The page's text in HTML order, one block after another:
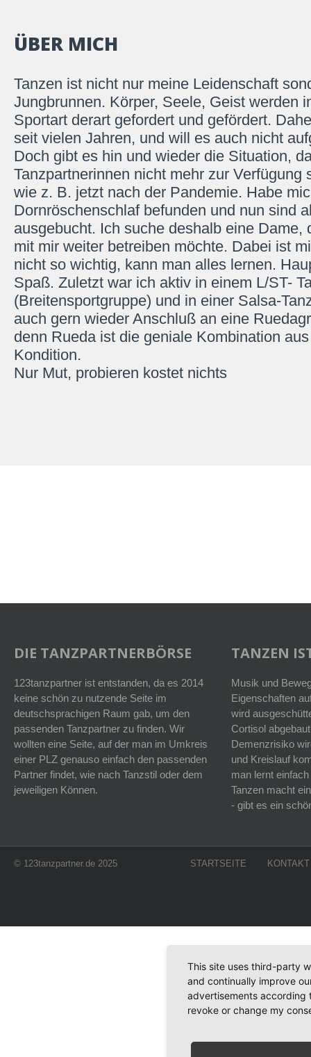
ÜBER MICH
Tanzen ist nicht nur meine Leidenschaft
Jungbrunnen. Körper, Seele, Geist werden
Sportart derart gefordert und gefördert.
seit vielen Jahren, und will es auch nicht
Doch gibt es hin und wieder die Situation,
Tanzpartnerinnen nicht mehr zur Verfügung
wie z. B. jetzt nach der Pandemie. Habe
Dornröschenschlaf befunden und nun sind
ausgebucht. Ich suche deshalb eine Dame,
mit mir weiter betreiben möchte. Dabei ist
nicht so wichtig, kann man alles lernen.
Spaß. Zuletzt war ich aktiv in einem L/ST-
(Breitensportgruppe) und in einer Salsa-
auch gern wieder Anschluß an eine
denn Rueda ist die geniale Kombination
Kondition.
Nur Mut, probieren kostet nichts
DIE TANZPARTNERBÖRSE
123tanzpartner ist entstanden, da es 2014
keine schön zu nutzende Seite im
deutschsprachigen Raum gab, um den
passenden Tanzpartner zu finden. Wir
wollten eine Seite, auf der man im Umkreis
einer PLZ genauso einfach den passenden
Partner findet, wie nach Tanzstil oder dem
jeweiligen Können.
TANZEN
Musik und
Eigenschaften
wird
Cortisol
Demenzrisiko
und Kreislauf
man lernt
Tanzen macht
- gibt es ein
© 123tanzpartner.de 2025 STARTSEITE
This site uses third-party
and continually improve
advertisements according
revoke or change my